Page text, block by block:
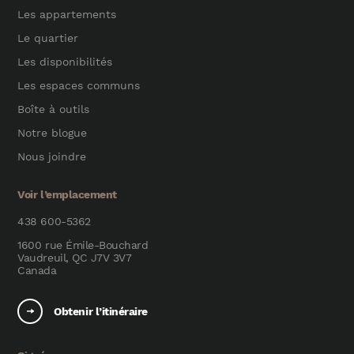
Les appartements
Le quartier
Les disponibilités
Les espaces communs
Boîte à outils
Notre blogue
Nous joindre
Voir l’emplacement
438 600-5362
1600 rue Émile-Bouchard
Vaudreuil, QC J7V 3V7
Canada
Obtenir l’itinéraire